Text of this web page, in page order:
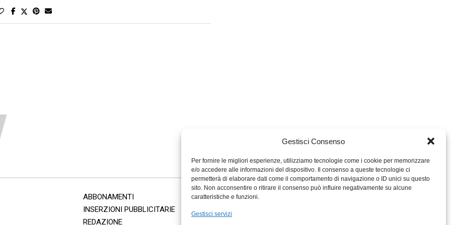
Gestisci Consenso
Per fornire le migliori esperienze, utilizziamo tecnologie come i cookie per memorizzare
e/o accedere alle informazioni del dispositivo. Il consenso a queste tecnologie ci
permetterà di elaborare dati come il comportamento di navigazione o ID unici su questo
sito. Non acconsentire o ritirare il consenso può influire negativamente su alcune
caratteristiche e funzioni.
Gestisci servizi
ABBONAMENTI
INSERZIONI PUBBLICITARIE
REDAZIONE
MIGROS TICINO